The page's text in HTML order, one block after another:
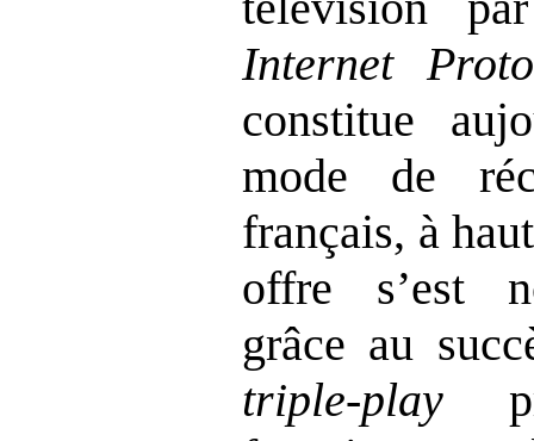
Internet
constitue
mode de
français, à
offre s’est
grâce au
triple‑play